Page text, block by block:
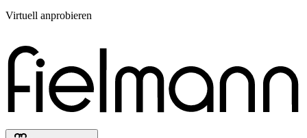
Virtuell anprobieren